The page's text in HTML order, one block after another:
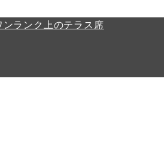
ランク上のテラス席